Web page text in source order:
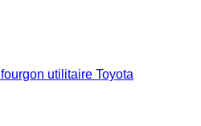
fourgon utilitaire Toyota